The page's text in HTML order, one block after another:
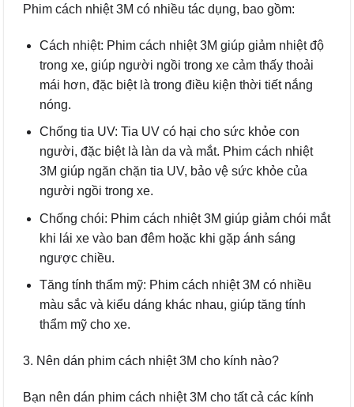
Phim cách nhiệt 3M có nhiều tác dụng, bao gồm:
Cách nhiệt: Phim cách nhiệt 3M giúp giảm nhiệt độ
trong xe, giúp người ngồi trong xe cảm thấy thoải
mái hơn, đặc biệt là trong điều kiện thời tiết nắng
nóng.
Chống tia UV: Tia UV có hại cho sức khỏe con
người, đặc biệt là làn da và mắt. Phim cách nhiệt
3M giúp ngăn chặn tia UV, bảo vệ sức khỏe của
người ngồi trong xe.
Chống chói: Phim cách nhiệt 3M giúp giảm chói mắt
khi lái xe vào ban đêm hoặc khi gặp ánh sáng
ngược chiều.
Tăng tính thẩm mỹ: Phim cách nhiệt 3M có nhiều
màu sắc và kiểu dáng khác nhau, giúp tăng tính
thẩm mỹ cho xe.
3. Nên dán phim cách nhiệt 3M cho kính nào?
Bạn nên dán phim cách nhiệt 3M cho tất cả các kính